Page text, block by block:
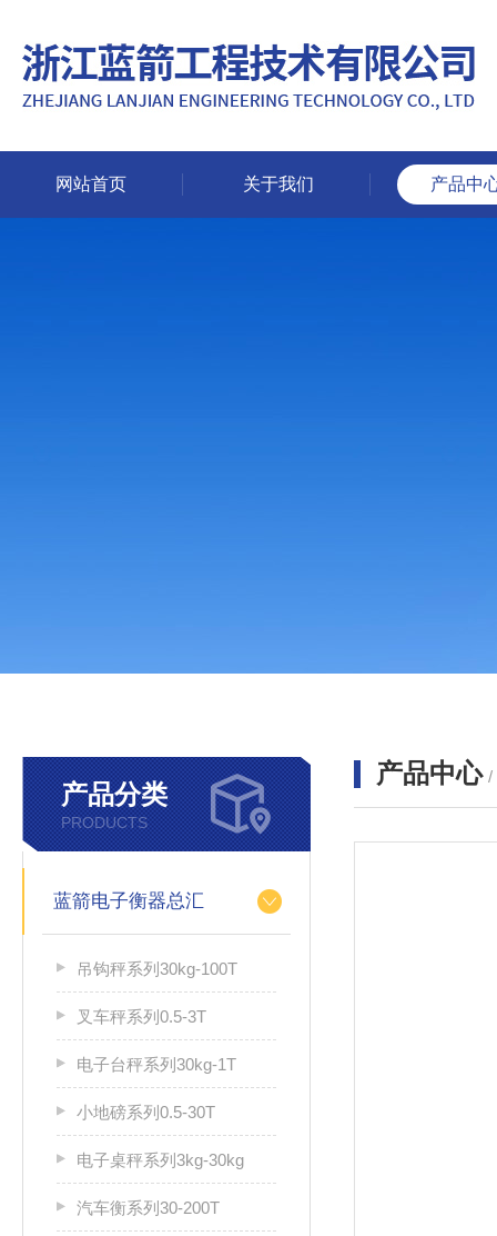
网站首页 关于我们 产品中
产品分类
PRODUCTS
蓝箭电子衡器总汇
吊钩秤系列30kg-100T
叉车秤系列0.5-3T
电子台秤系列30kg-1T
小地磅系列0.5-30T
电子桌秤系列3kg-30kg
汽车衡系列30-200T
产品中心 /